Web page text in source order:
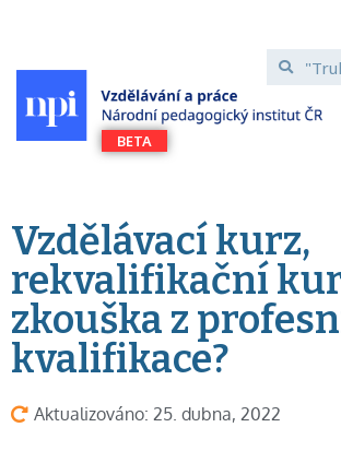
Vzdělávací kurz,
rekvalifikační
zkouška z
kvalifikace?
Aktualizováno: 25. dubna, 2022